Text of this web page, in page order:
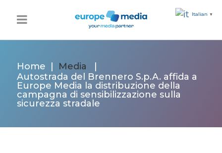
Home Media
Autostrada del Brennero S.p.A. affida a
Europe Media la distribuzione della
campagna di sensibilizzazione sulla
sicurezza stradale
Italian ▼